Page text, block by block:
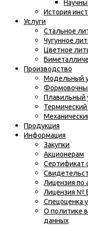
История
Услуги
Стальное
Чугунное
Цветное
Производство
Модельный
Плавильный
Термический
Продукция
Информация
Закупки
Акционерам
Сертификат
Лицензия по
Лицензия №
Спецоценка
О политике
данных